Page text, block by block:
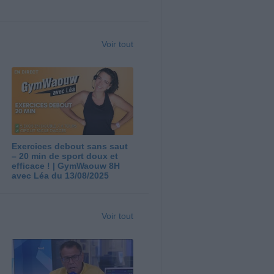
Voir tout
Exercices debout sans saut
– 20 min de sport doux et
efficace ! | GymWaouw 8H
avec Léa du 13/08/2025
Voir tout